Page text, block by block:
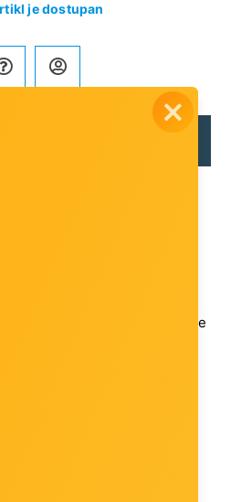
je dostupan
muški
5 Gbps
od 5,1 k? za postizanje
za privjesak
25,7 x 14,6 x 7,2 mm